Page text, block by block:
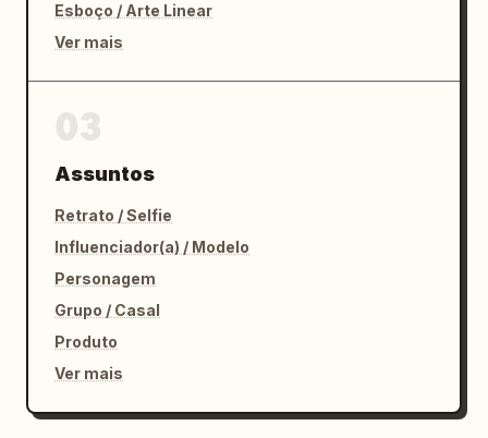
Esboço / Arte Linear
Ver mais
Assuntos
Retrato / Selfie
Influenciador(a) / Modelo
Personagem
Grupo / Casal
Produto
Ver mais